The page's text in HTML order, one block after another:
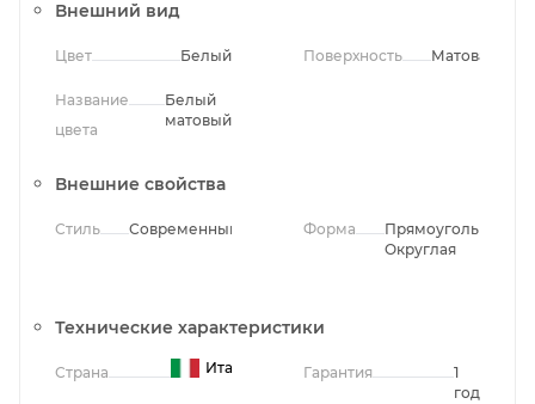
Внешний вид
Цвет Белый
Название
цвета
Белый
матовый
Поверхность Матовая
Внешние свойства
Стиль Современный Форма
Прямоугольная,
Округлая
Технические характеристики
Страна Италия Гарантия
1
год